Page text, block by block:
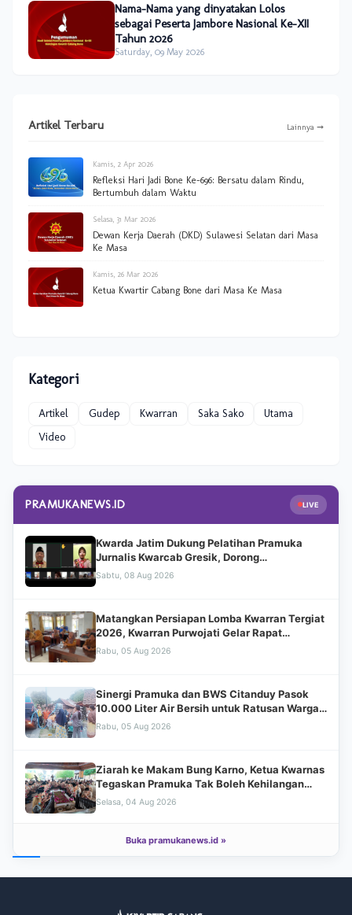
Nama-Nama yang dinyatakan Lolos
sebagai Peserta Jambore Nasional Ke-XII
Tahun 2026
Saturday, 09 May 2026
Artikel Terbaru Lainnya ➞
Kamis, 2 Apr 2026
Refleksi Hari Jadi Bone Ke-696: Bersatu dalam Rindu,
Bertumbuh dalam Waktu
Selasa, 31 Mar 2026
Dewan Kerja Daerah (DKD) Sulawesi Selatan dari Masa
Ke Masa
Kamis, 26 Mar 2026
Ketua Kwartir Cabang Bone dari Masa Ke Masa
Kategori
Artikel Gudep Kwarran Saka Sako
Utama
Video
PRAMUKANEWS.ID LIVE
Kwarda Jatim Dukung Pelatihan Pramuka
Jurnalis Kwarcab Gresik, Dorong
Transformasi Digital dan Penguatan
Sabtu, 08 Aug 2026
Matangkan Persiapan Lomba Kwarran Tergiat
2026, Kwarran Purwojati Gelar Rapat
Koordinasi Bersama Jajaran Pengurus dan
Rabu, 05 Aug 2026
Sinergi Pramuka dan BWS Citanduy Pasok
10.000 Liter Air Bersih untuk Ratusan Warga
Cingebul
Rabu, 05 Aug 2026
Ziarah ke Makam Bung Karno, Ketua Kwarnas
Tegaskan Pramuka Tak Boleh Kehilangan
Akar Sejarah
Selasa, 04 Aug 2026
Kwarnas dan Kwarda Jatim Satukan Langkah
dari Istana Gebang, Dorong Pramuka Rawat
Selasa, 04 Aug 2026
Buka pramukanews.id »